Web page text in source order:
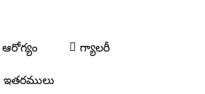
ఆరోగ్యం గ్యాలరీ
ఇతరములు